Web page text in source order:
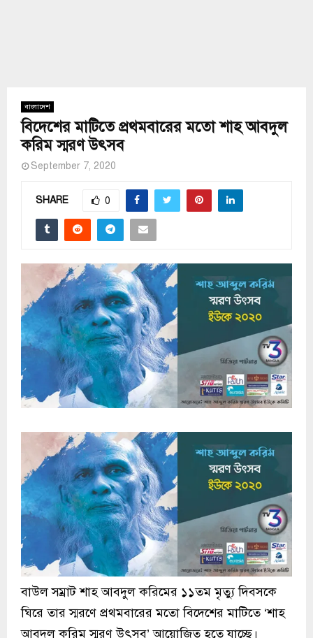
বাংলাদেশ
বিদেশের মাটিতে প্রথমবারের মতো শাহ আবদুল
করিম স্মরণ উৎসব
September 7, 2020
SHARE 0
বাউল সম্রাট শাহ আবদুল করিমের ১১তম মৃত্যু দিবসকে
ঘিরে তার স্মরণে প্রথমবারের মতো বিদেশের মাটিতে ‘শাহ
আবদুল করিম স্মরণ উৎসব’ আয়োজিত হতে যাচ্ছে।